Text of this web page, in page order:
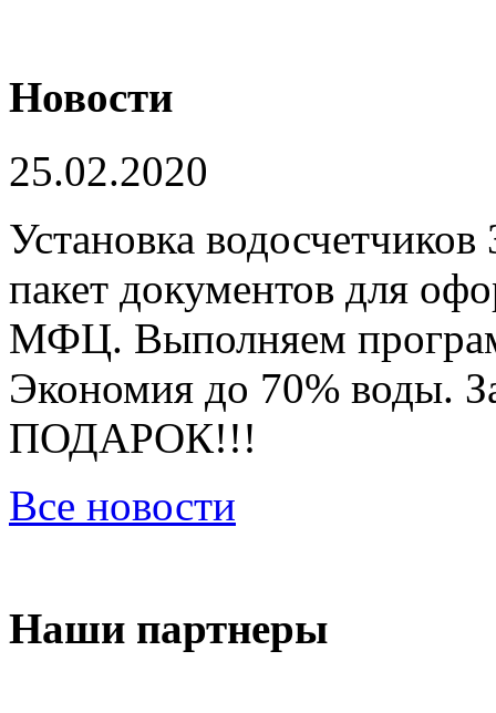
Новости
25.02.2020
Установка
пакет документов для
МФЦ. Выполняем
Экономия до 70% воды.
ПОДАРОК!!!
Все новости
Наши партнеры